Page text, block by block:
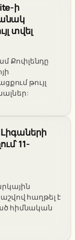
ի
տվել
Քոփլենդը
թույլ
Լիգաների
11-
հաղթել է
հիմնական